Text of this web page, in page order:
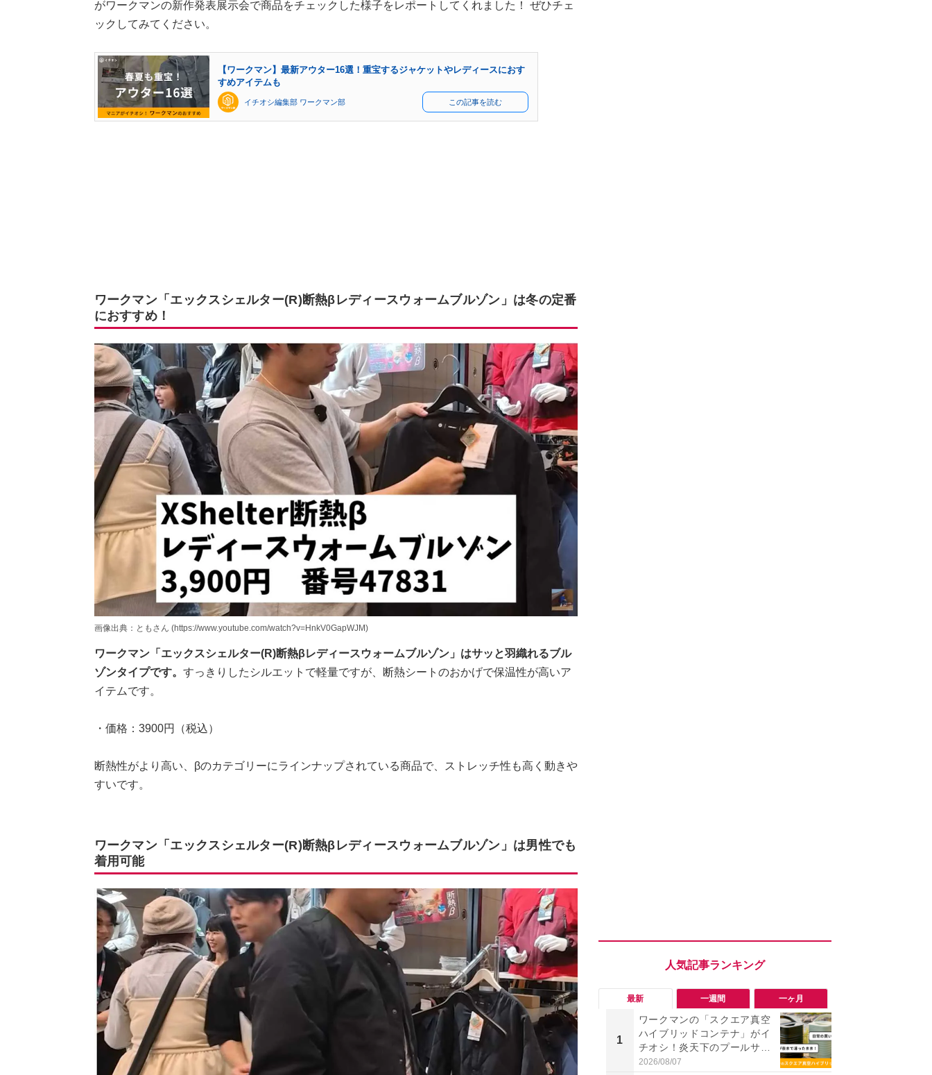
がワークマンの新作発表展示会で商品をチェックした様子をレポートしてくれました！ ぜひチェ
ックしてみてください。
【ワークマン】最新アウター16選！重宝するジャケットやレディースにおす
すめアイテムも
イチオシ編集部 ワークマン部 この記事を読む
ワークマン「エックスシェルター(R)断熱βレディースウォームブルゾン」は冬の定番
におすすめ！
画像出典：ともさん (https://www.youtube.com/watch?v=HnkV0GapWJM)
ワークマン「エックスシェルター(R)断熱βレディースウォームブルゾン」はサッと羽織れるブル
ゾンタイプです。 すっきりしたシルエットで軽量ですが、断熱シートのおかげで保温性が高いア
イテムです。
・価格：3900円（税込）
断熱性がより高い、βのカテゴリーにラインナップされている商品で、ストレッチ性も高く動きや
すいです。
ワークマン「エックスシェルター(R)断熱βレディースウォームブルゾン」は男性でも
着用可能
最新 一週間 一ヶ月
1
ワークマンの「スクエア真空
ハイブリッドコンテナ」がイ
チオシ！炎天下のプールサイ
ドでも「氷が溶けない」と絶
2026/08/07